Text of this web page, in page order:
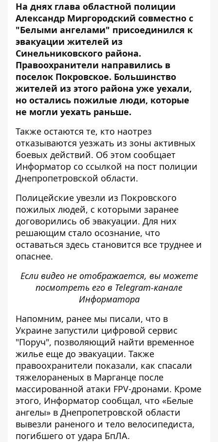
На днях глава областной полиции
Александр Миргородский совместно с
"Белыми ангелами" присоединился к
эвакуации жителей из
Синельниковского района.
Правоохранители направились в
поселок Покровское. Большинство
жителей из этого района уже уехали,
но остались пожилые люди, которые
не могли уехать раньше.
Также остаются те, кто наотрез
отказываются уезжать из зоны активных
боевых действий. Об этом сообщает
Информатор со ссылкой на пост полиции
Днепропетровской области.
Полицейские увезли из Покровского
пожилых людей, с которыми заранее
договорились об эвакуации. Для них
решающим стало осознание, что
оставаться здесь становится все труднее и
опаснее.
Если видео не отображается, вы можете
посмотреть его в Telegram-канале
Информатора
Напомним, ранее мы писали, что в
Украине запустили цифровой сервис
"Поруч", позволяющий найти временное
жилье еще до эвакуации. Также
правоохранители показали, как спасали
тяжелораненых в Марганце после
массированной атаки FPV-дронами. Кроме
этого, Информатор сообщал, что «Белые
ангелы» в Днепропетровской области
вывезли раненого и тело велосипедиста,
погибшего от удара БпЛА.